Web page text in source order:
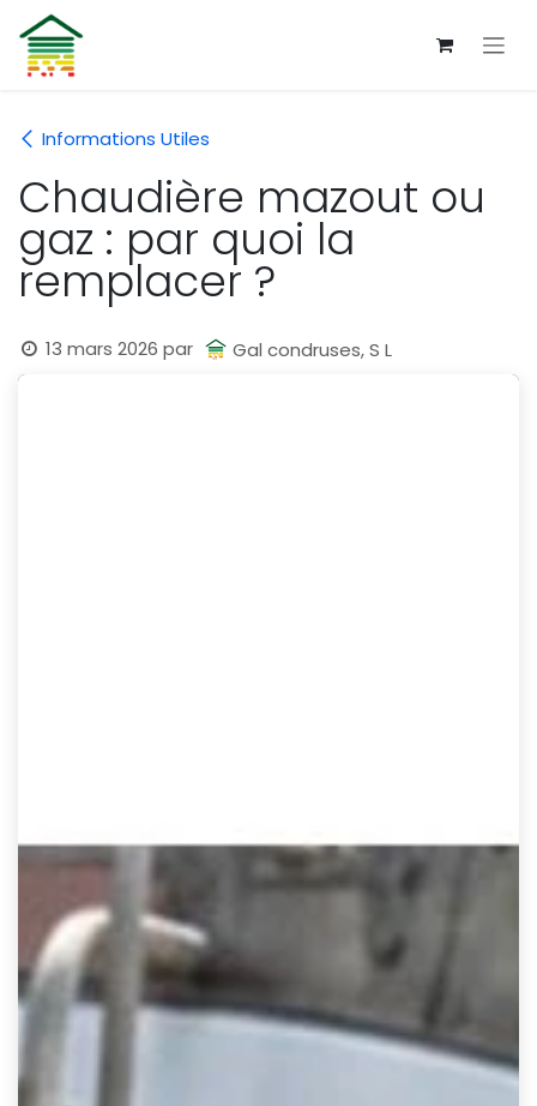
Se rendre au contenu
Informations Utiles
Chaudière mazout ou
gaz : par quoi la
remplacer ?
13 mars 2026 par Gal condruses, S L